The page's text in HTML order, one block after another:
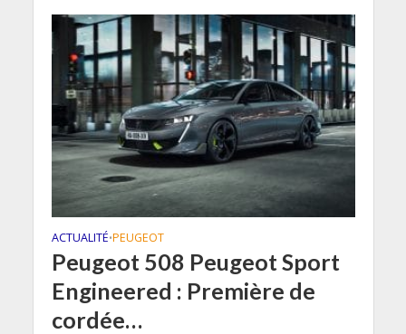
ACTUALITÉ•PEUGEOT
Peugeot 508 Peugeot Sport
Engineered : Première de
cordée…